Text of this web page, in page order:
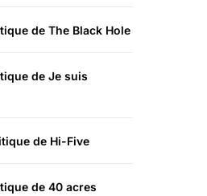
de The Black Hole
de Je suis
de Hi-Five
de 40 acres